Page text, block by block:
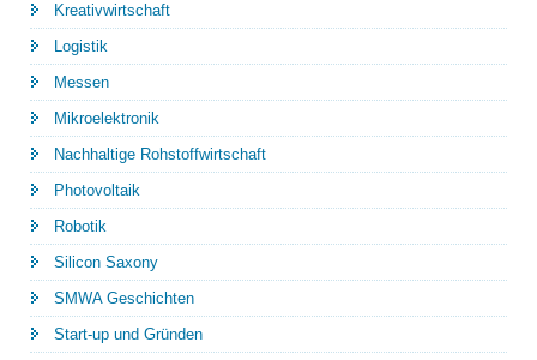
Kreativwirtschaft
Logistik
Messen
Mikroelektronik
Nachhaltige Rohstoffwirtschaft
Photovoltaik
Robotik
Silicon Saxony
SMWA Geschichten
Start-up und Gründen